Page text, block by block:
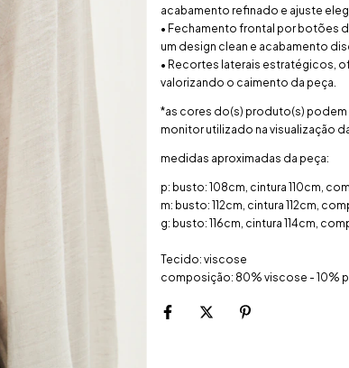
acabamento refinado e ajuste
• Fechamento frontal por botões
um design clean e acabamento
• Recortes laterais estratégicos,
valorizando o caimento da peça.
*as cores do(s) produto(s)
monitor utilizado na visualização
medidas aproximadas da peça:
p: busto: 108cm, cintura 110cm,
m: busto: 112cm, cintura 112cm,
g: busto: 116cm, cintura 114cm,
Tecido: viscose
composição: 80% viscose - 10%